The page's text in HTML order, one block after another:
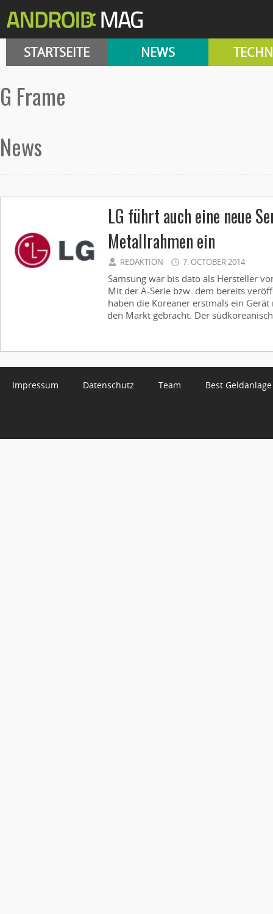
STARTSEITE NEWS
G Frame
News
LG führt auch eine neue
Metallrahmen ein
REDAKTION 7. OCTOBER 2014
Samsung war bis dato als Hersteller
Mit der A-Serie bzw. dem bereits
haben die Koreaner erstmals ein
den Markt gebracht. Der
Impressum Datenschutz Team Best Geldanlage